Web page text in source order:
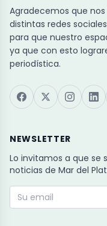
Agradecemos que
distintas redes
para que nuestro
ya que con esto
periodística.
NEWSLETTER
Lo invitamos a que se
noticias de Mar del